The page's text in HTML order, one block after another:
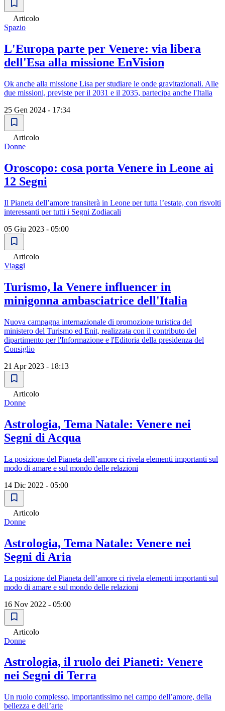
Articolo
Spazio
L'Europa parte per Venere: via libera
dell'Esa alla missione EnVision
Ok anche alla missione Lisa per studiare le onde gravitazionali. Alle
due missioni, previste per il 2031 e il 2035, partecipa anche l'Italia
25 Gen 2024 - 17:34
Articolo
Donne
Oroscopo: cosa porta Venere in Leone ai
12 Segni
Il Pianeta dell’amore transiterà in Leone per tutta l’estate, con risvolti
interessanti per tutti i Segni Zodiacali
05 Giu 2023 - 05:00
Articolo
Viaggi
Turismo, la Venere influencer in
minigonna ambasciatrice dell'Italia
Nuova campagna internazionale di promozione turistica del
ministero del Turismo ed Enit, realizzata con il contributo del
dipartimento per l'Informazione e l'Editoria della presidenza del
Consiglio
21 Apr 2023 - 18:13
Articolo
Donne
Astrologia, Tema Natale: Venere nei
Segni di Acqua
La posizione del Pianeta dell’amore ci rivela elementi importanti sul
modo di amare e sul mondo delle relazioni
14 Dic 2022 - 05:00
Articolo
Donne
Astrologia, Tema Natale: Venere nei
Segni di Aria
La posizione del Pianeta dell’amore ci rivela elementi importanti sul
modo di amare e sul mondo delle relazioni
16 Nov 2022 - 05:00
Articolo
Donne
Astrologia, il ruolo dei Pianeti: Venere
nei Segni di Terra
Un ruolo complesso, importantissimo nel campo dell’amore, della
bellezza e dell’arte